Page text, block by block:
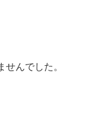
せんでした。